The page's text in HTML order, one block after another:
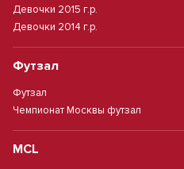
Девочки 2015 г.р.
Девочки 2014 г.р.
Футзал
Футзал
Чемпионат Москвы футзал
MCL